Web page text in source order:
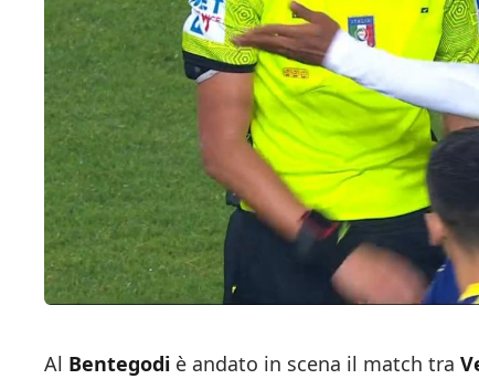
Al Bentegodi è andato in scena il match tra